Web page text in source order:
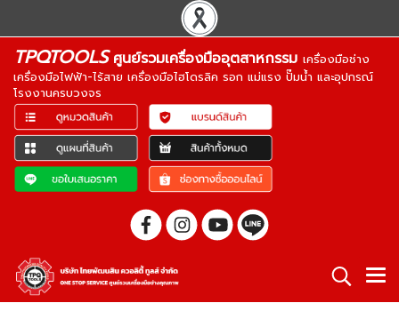
TPQTOOLSศูนย์รวมเครื่องมืออุตสาหกรรม เครื่องมือช่าง
เครื่องมือไฟฟ้า-ไร้สาย เครื่องมือไฮโดรลิค รอก แม่แรง ปั๊มน้ำ และอุปกรณ์
โรงงานครบวงจร